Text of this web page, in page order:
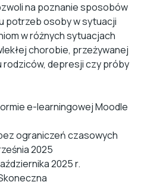
na poznanie sposobów
potrzeb osoby w sytuacji
w różnych sytuacjach
chorobie, przeżywanej
rodziców, depresji czy próby
e-learningowej Moodle
ograniczeń czasowych
2025
2025 r.